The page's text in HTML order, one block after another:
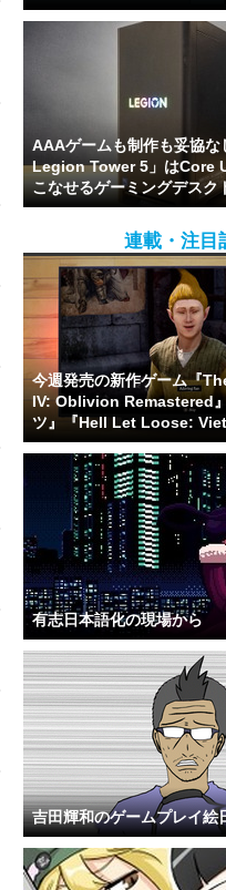
AAAゲームも制作も妥協
Legion Tower 5」はCore
こなせるゲーミングデスク
連載・注目
今週発売の新作ゲーム『
IV: Oblivion Remastered
ツ』『Hell Let Loose:
有志日本語化の現場から
吉田輝和のゲームプレイ絵